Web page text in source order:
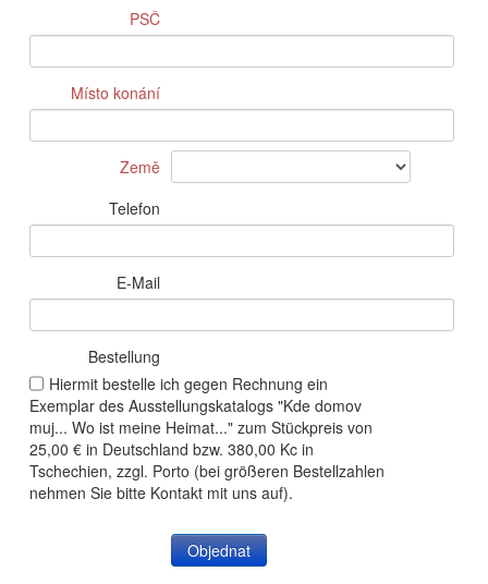
PSČ
Místo konání
Země
Telefon
E-Mail
Bestellung
Hiermit bestelle ich gegen Rechnung ein
Exemplar des Ausstellungskatalogs "Kde domov
muj... Wo ist meine Heimat..." zum Stückpreis von
25,00 € in Deutschland bzw. 380,00 Kc in
Tschechien, zzgl. Porto (bei größeren Bestellzahlen
nehmen Sie bitte Kontakt mit uns auf).